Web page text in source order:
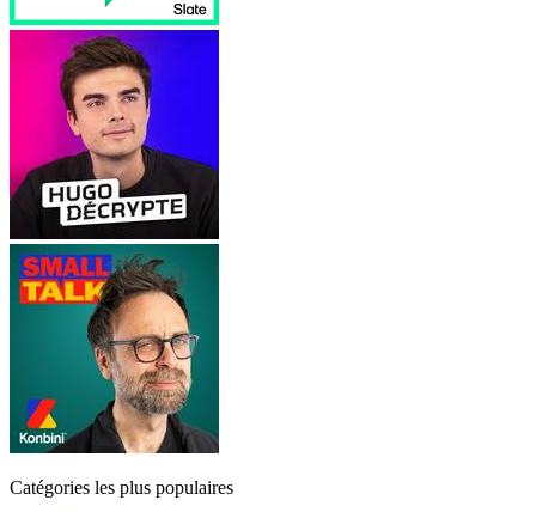
Catégories les plus populaires